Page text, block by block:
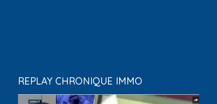
REPLAY CHRONIQUE IMMO